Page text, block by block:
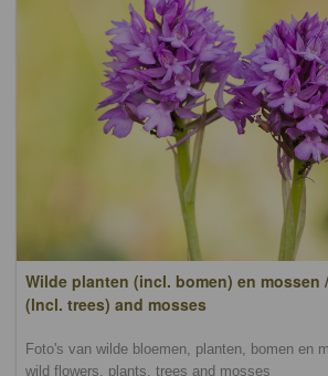
Wilde planten (incl. bomen) en mossen
(lncl. trees) and mosses
Foto's van wilde bloemen, planten, bomen en
wild flowers, plants, trees and mosses